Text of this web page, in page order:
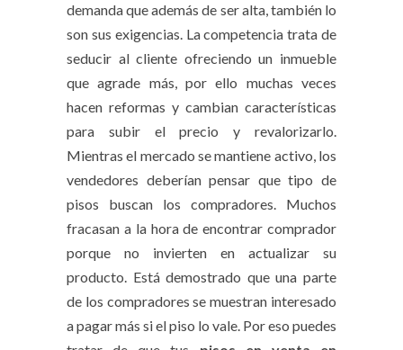
demanda que además de ser alta, también lo
son sus exigencias. La competencia trata de
seducir al cliente ofreciendo un inmueble
que agrade más, por ello muchas veces
hacen reformas y cambian características
para subir el precio y revalorizarlo.
Mientras el mercado se mantiene activo, los
vendedores deberían pensar que tipo de
pisos buscan los compradores. Muchos
fracasan a la hora de encontrar comprador
porque no invierten en actualizar su
producto. Está demostrado que una parte
de los compradores se muestran interesado
a pagar más si el piso lo vale. Por eso puedes